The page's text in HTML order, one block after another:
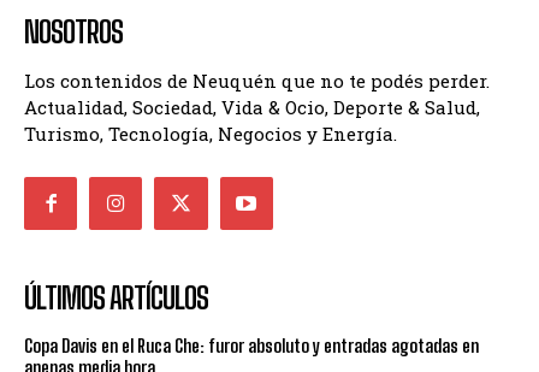
NOSOTROS
Los contenidos de Neuquén que no te podés perder.
Actualidad, Sociedad, Vida & Ocio, Deporte & Salud,
Turismo, Tecnología, Negocios y Energía.
ÚLTIMOS ARTÍCULOS
Copa Davis en el Ruca Che: furor absoluto y entradas agotadas en
apenas media hora